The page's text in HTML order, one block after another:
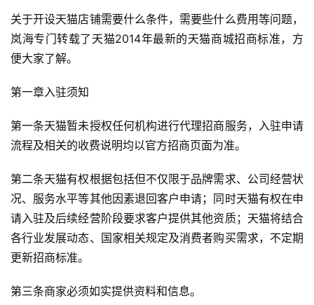
首
页
自
媒
体
G
E
O
优
化
i
关于开设天猫店铺需要什么条件，需要些什么费用等问题，
岚海专门转载了天猫2014年最新的天猫商城招商标准，方
便大家了解。
第一章入驻须知
第一条天猫暂未授权任何机构进行代理招商服务，入驻申请
流程及相关的收费说明均以官方招商页面为准。
第二条天猫有权根据包括但不仅限于品牌需求、公司经营状
况、服务水平等其他因素退回客户申请；同时天猫有权在申
请入驻及后续经营阶段要求客户提供其他资质；天猫将结合
各行业发展动态、国家相关规定及消费者购买需求，不定期
更新招商标准。
第三条商家必须如实提供资料和信息。